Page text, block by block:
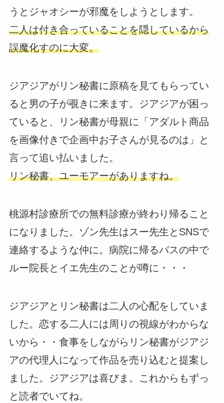
うとジャオシーが邪魔をしようとします。
二人は付き合っていることを隠しているから
誤魔化すのに大変。
ジアジアがリン秘書に原稿を見てもらってい
ると男の子が覗きに来ます。ジアジアが困っ
ていると、リン秘書が母親に「アダルト商品
を画像付きで企画中お子さんが見るのは」と
言って追い払いました。
リン秘書、ユーモアーがありますね。
桃源村診療所での無料診療が終わり帰ること
になりました。ゾン先生はスー先生とSNSで
連絡するような仲に。病院に帰るバスの中で
ルー院長とイエ先生のことが噂に・・・
ジアジアとリン秘書は二人の心配をしていま
した。恋する二人には周りの視線がわからな
いから・・食事をしながらリン秘書がジアジ
アの代理人になって作品を売り込むと提案し
ました。ジアジアは喜びま。これからもずっ
と読者でいてね。